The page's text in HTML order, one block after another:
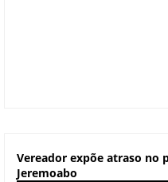
Vereador expõe atraso no
Jeremoabo